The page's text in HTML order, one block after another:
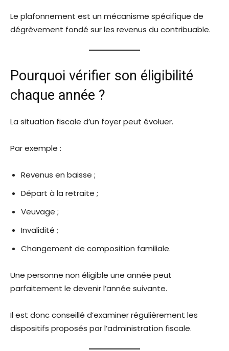
Le plafonnement est un mécanisme spécifique de
dégrèvement fondé sur les revenus du contribuable.
Pourquoi vérifier son éligibilité
chaque année ?
La situation fiscale d’un foyer peut évoluer.
Par exemple :
Revenus en baisse ;
Départ à la retraite ;
Veuvage ;
Invalidité ;
Changement de composition familiale.
Une personne non éligible une année peut
parfaitement le devenir l’année suivante.
Il est donc conseillé d’examiner régulièrement les
dispositifs proposés par l’administration fiscale.